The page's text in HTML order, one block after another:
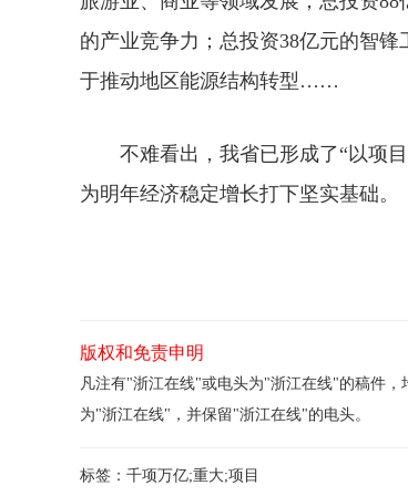
的产业竞争力；总投资38亿元的智
于推动地区能源结构转型……
不难看出，我省已形成了“以项目
为明年经济稳定增长打下坚实基础。
版权和免责申明
凡注有"浙江在线"或电头为"浙江在线"的稿件
为"浙江在线"，并保留"浙江在线"的电头。
标签： 千项万亿;重大;项目